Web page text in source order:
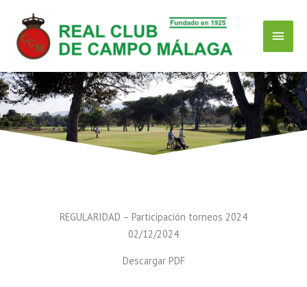
contenido
Menú
REGULARIDAD – Participación torneos 2024
02/12/2024
Descargar PDF